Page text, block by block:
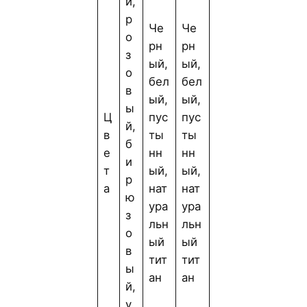
Ц
в
е
т
а
р
о
з
о
в
ы
й,
б
и
р
ю
з
о
в
ы
й,
Че
рн
ый,
бел
ый,
пус
ты
нн
ый,
нат
ура
льн
ый
тит
ан
Че
рн
ый,
бел
ый,
пус
ты
нн
ый,
нат
ура
льн
ый
тит
ан